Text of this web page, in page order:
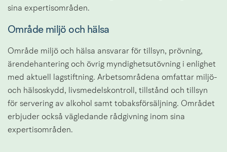
sina expertisområden.
Område miljö och hälsa
Område miljö och hälsa ansvarar för tillsyn, prövning,
ärendehantering och övrig myndighetsutövning i enlighet
med aktuell lagstiftning. Arbetsområdena omfattar miljö-
och hälsoskydd, livsmedelskontroll, tillstånd och tillsyn
för servering av alkohol samt tobaksförsäljning. Området
erbjuder också vägledande rådgivning inom sina
expertisområden.